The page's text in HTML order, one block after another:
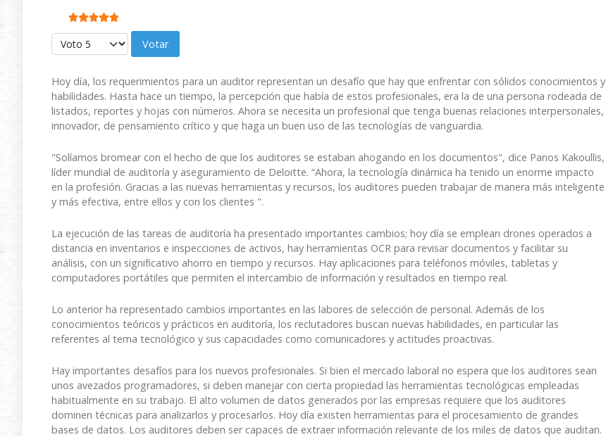
Ratio:5/5
Por favor, vote
Hoy día, los requerimientos para un auditor representan un desafío que hay que enfrentar con sólidos conocimientos y
habilidades. Hasta hace un tiempo, la percepción que había de estos profesionales, era la de una persona rodeada de
listados, reportes y hojas con números. Ahora se necesita un profesional que tenga buenas relaciones interpersonales,
innovador, de pensamiento crítico y que haga un buen uso de las tecnologías de vanguardia.
"Solíamos bromear con el hecho de que los auditores se estaban ahogando en los documentos", dice Panos Kakoullis,
líder mundial de auditoría y aseguramiento de Deloitte. “Ahora, la tecnología dinámica ha tenido un enorme impacto
en la profesión. Gracias a las nuevas herramientas y recursos, los auditores pueden trabajar de manera más inteligente
y más efectiva, entre ellos y con los clientes ".
La ejecución de las tareas de auditoría ha presentado importantes cambios; hoy día se emplean drones operados a
distancia en inventarios e inspecciones de activos, hay herramientas OCR para revisar documentos y facilitar su
análisis, con un significativo ahorro en tiempo y recursos. Hay aplicaciones para teléfonos móviles, tabletas y
computadores portátiles que permiten el intercambio de información y resultados en tiempo real.
Lo anterior ha representado cambios importantes en las labores de selección de personal. Además de los
conocimientos teóricos y prácticos en auditoría, los reclutadores buscan nuevas habilidades, en particular las
referentes al tema tecnológico y sus capacidades como comunicadores y actitudes proactivas.
Hay importantes desafíos para los nuevos profesionales. Si bien el mercado laboral no espera que los auditores sean
unos avezados programadores, si deben manejar con cierta propiedad las herramientas tecnológicas empleadas
habitualmente en su trabajo. El alto volumen de datos generados por las empresas requiere que los auditores
dominen técnicas para analizarlos y procesarlos. Hoy día existen herramientas para el procesamiento de grandes
bases de datos. Los auditores deben ser capaces de extraer información relevante de los miles de datos que auditan.